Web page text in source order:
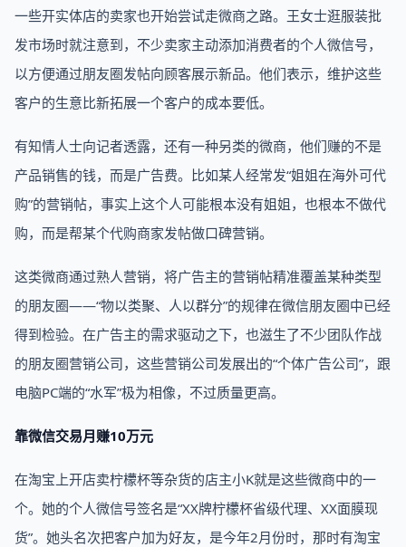
一些开实体店的卖家也开始尝试走微商之路。王女士逛服装批
发市场时就注意到，不少卖家主动添加消费者的个人微信号，
以方便通过朋友圈发帖向顾客展示新品。他们表示，维护这些
客户的生意比新拓展一个客户的成本要低。
有知情人士向记者透露，还有一种另类的微商，他们赚的不是
产品销售的钱，而是广告费。比如某人经常发“姐姐在海外可代
购”的营销帖，事实上这个人可能根本没有姐姐，也根本不做代
购，而是帮某个代购商家发帖做口碑营销。
这类微商通过熟人营销，将广告主的营销帖精准覆盖某种类型
的朋友圈——“物以类聚、人以群分”的规律在微信朋友圈中已经
得到检验。在广告主的需求驱动之下，也滋生了不少团队作战
的朋友圈营销公司，这些营销公司发展出的“个体广告公司”，跟
电脑PC端的“水军”极为相像，不过质量更高。
靠微信交易月赚10万元
在淘宝上开店卖柠檬杯等杂货的店主小K就是这些微商中的一
个。她的个人微信号签名是“XX牌柠檬杯省级代理、XX面膜现
货”。她头名次把客户加为好友，是今年2月份时，那时有淘宝